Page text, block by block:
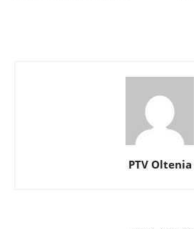
PTV Oltenia